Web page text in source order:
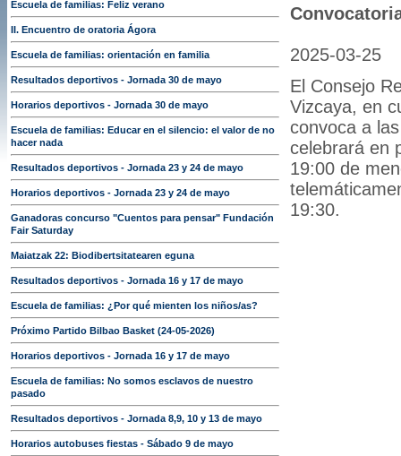
Escuela de familias: Feliz verano
II. Encuentro de oratoria Ágora
Escuela de familias: orientación en familia
Resultados deportivos - Jornada 30 de mayo
Horarios deportivos - Jornada 30 de mayo
Escuela de familias: Educar en el silencio: el valor de no
hacer nada
Resultados deportivos - Jornada 23 y 24 de mayo
Horarios deportivos - Jornada 23 y 24 de mayo
Ganadoras concurso "Cuentos para pensar" Fundación
Fair Saturday
Maiatzak 22: Biodibertsitatearen eguna
Resultados deportivos - Jornada 16 y 17 de mayo
Escuela de familias: ¿Por qué mienten los niños/as?
Próximo Partido Bilbao Basket (24-05-2026)
Horarios deportivos - Jornada 16 y 17 de mayo
Escuela de familias: No somos esclavos de nuestro
pasado
Resultados deportivos - Jornada 8,9, 10 y 13 de mayo
Horarios autobuses fiestas - Sábado 9 de mayo
2025-03-
El Consejo
Vizcaya, en
convoca a
celebrará en
19:00 de
19:30.